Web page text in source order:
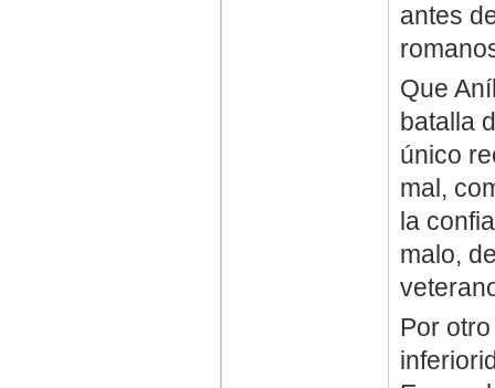
antes
Que
batalla
único
mal,
la
malo,
Por